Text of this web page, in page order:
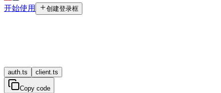
开始使用 创建登录框
auth.ts client.ts
Copy code